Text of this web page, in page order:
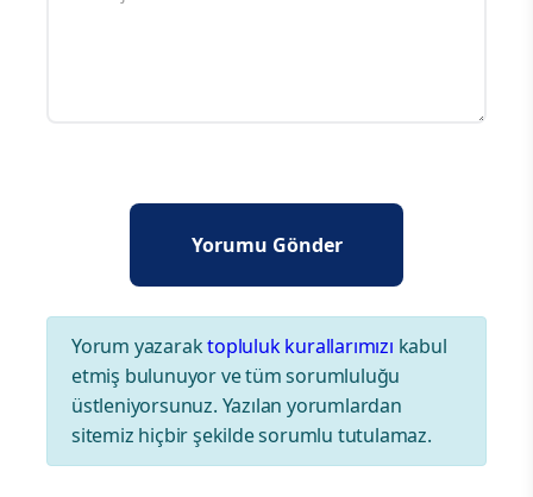
Yorum yazaraktopluluk kurallarımızı kabul
etmiş bulunuyor ve tüm sorumluluğu
üstleniyorsunuz. Yazılan yorumlardan
sitemiz hiçbir şekilde sorumlu tutulamaz.